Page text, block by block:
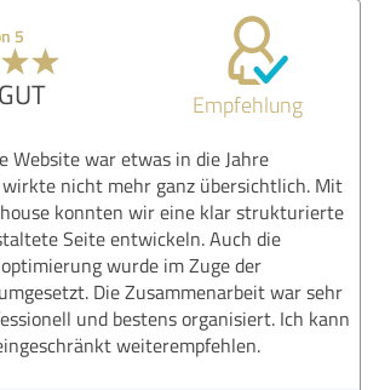
5
Empfehlung
Website war etwas in die Jahre
nicht mehr ganz übersichtlich. Mit
konnten wir eine klar strukturierte
Seite entwickeln. Auch die
wurde im Zuge der
Die Zusammenarbeit war sehr
und bestens organisiert. Ich kann
weiterempfehlen.